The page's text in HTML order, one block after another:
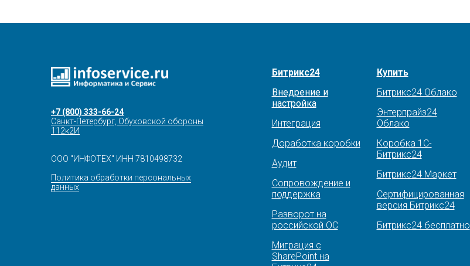
+7 (800) 333-66-24
Санкт-Петербург, Обуховской обороны
112к2И
ООО "ИНФОТЕХ" ИНН 7810498732
Политика обработки персональных
данных
Битрикс24
Внедрение и
настройка
Интеграция
Доработка коробки
Аудит
Сопровождение и
поддержка
Разворот на
российской ОС
Миграция с
SharePoint на
Купить
Битрикс24 Облако
Энтерпрайз24
Облако
Коробка 1С-
Битрикс24
Битрикс24 Маркет
Сертифицированная
версия Битрикс24
Битрикс24 бесплатно